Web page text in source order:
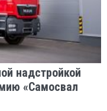
надстройкой
«Самосвал